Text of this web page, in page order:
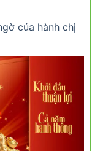
của hành chị